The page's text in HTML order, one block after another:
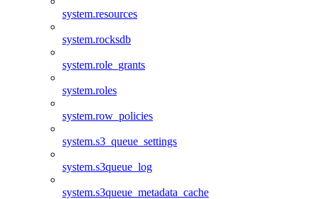
system.resources
system.rocksdb
system.role_grants
system.roles
system.row_policies
system.s3_queue_settings
system.s3queue_log
system.s3queue_metadata_cache